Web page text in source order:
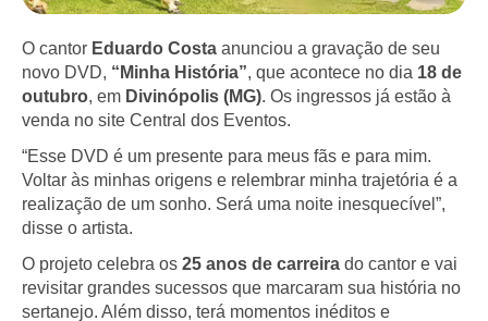
O cantor Eduardo Costa anunciou a gravação de seu
novo DVD, “Minha História”, que acontece no dia 18 de
outubro, em Divinópolis (MG). Os ingressos já estão à
venda no site Central dos Eventos.
“Esse DVD é um presente para meus fãs e para mim.
Voltar às minhas origens e relembrar minha trajetória é a
realização de um sonho. Será uma noite inesquecível”,
disse o artista.
O projeto celebra os 25 anos de carreira do cantor e vai
revisitar grandes sucessos que marcaram sua história no
sertanejo. Além disso, terá momentos inéditos e